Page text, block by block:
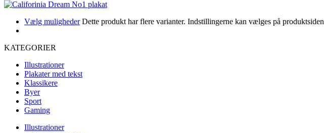
Vælg muligheder Dette produkt har flere varianter. Indstillingerne kan vælges på produktsiden
KATEGORIER
Illustrationer
Plakater med tekst
Klassikere
Byer
Sport
Gaming
Illustrationer